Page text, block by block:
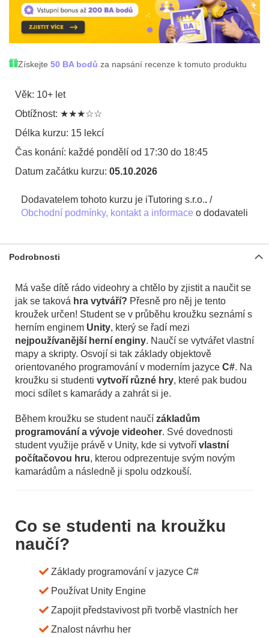
Získejte 50 BA bodů za napsání recenze k tomuto produktu
Věk: 10+ let
Obtížnost: ★★★☆☆
Délka kurzu: 15 lekcí
Čas konání: každé pondělí od 17:30 do 18:45
Datum začátku kurzu: 05.10.2026
Dodavatelem tohoto kurzu je iTutoring s.r.o.. /
Obchodní podmínky, kontakt a informace o dodavateli
Podrobnosti
Má vaše dítě rádo videohry a chtělo by zjistit a naučit se
jak se taková hra vytváří? Přesně pro něj je tento
kroužek určen! Student se v průběhu kroužku seznámí s
herním enginem Unity, který se řadí mezi
nejpoužívanější herní enginy. Naučí se vytvářet vlastní
mapy a skripty. Osvojí si tak základy objektově
orientovaného programování v moderním jazyce C#. Na
kroužku si studenti vytvoří různé hry, které pak budou
moci sdílet s kamarády a zahrát si je.
Během kroužku se student naučí základům
programování a vývoje videoher. Své dovednosti
student využije právě v Unity, kde si vytvoří vlastní
počítačovou hru, kterou odprezentuje svým novým
kamarádům a následně ji spolu odzkouší.
Co se studenti na kroužku
naučí?
Základy programování v jazyce C#
Používat Unity Engine
Zapojit představivost při tvorbě vlastních her
Znalost návrhu her